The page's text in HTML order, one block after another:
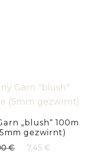
„blush“ 100m
gezwirnt)
€
Ursprünglicher
7,45€